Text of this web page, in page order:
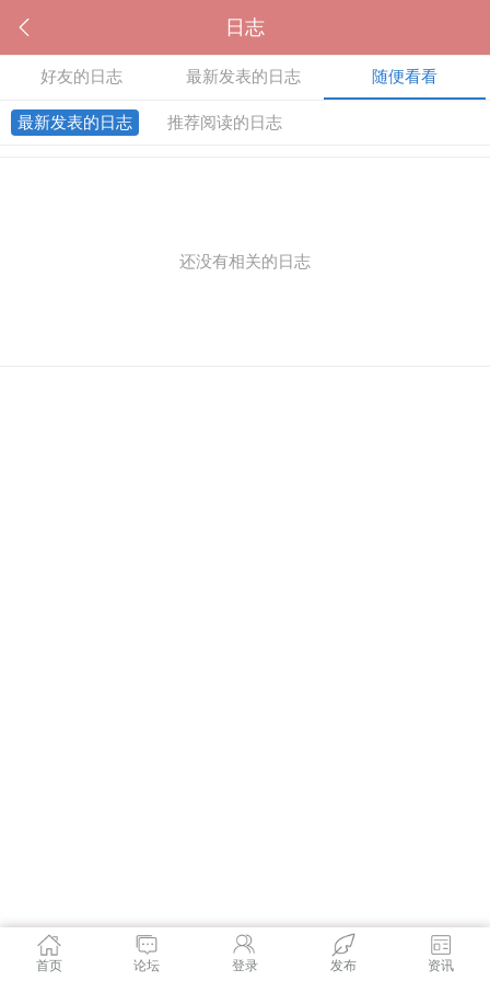
日志
好友的日志 最新发表的日志 随便看看
最新发表的日志 推荐阅读的日志
还没有相关的日志
首页 论坛 登录 发布 资讯